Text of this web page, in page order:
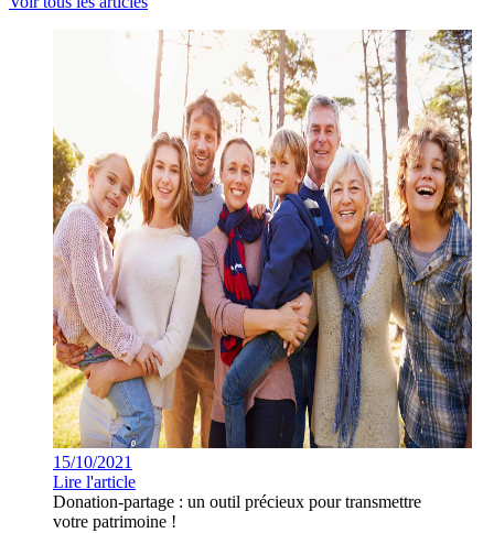
15/10/2021
Lire l'article
Donation-partage : un outil précieux pour transmettre
votre patrimoine !